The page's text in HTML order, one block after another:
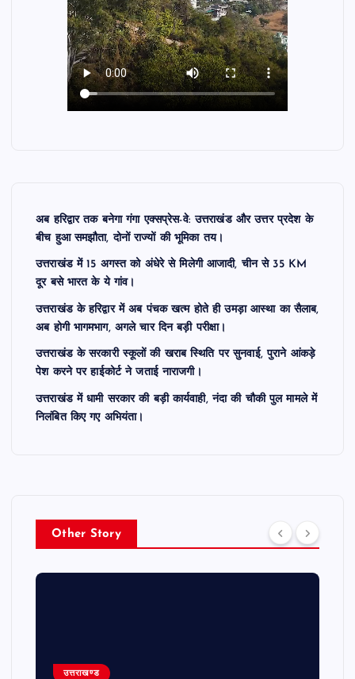
अब हरिद्वार तक बनेगा गंगा एक्सप्रेस-वे: उत्तराखंड और उत्तर प्रदेश के
बीच हुआ समझौता, दोनों राज्यों की भूमिका तय।
उत्तराखंड में 15 अगस्त को अंधेरे से मिलेगी आजादी, चीन से 35 KM
दूर बसे भारत के ये गांव।
उत्तराखंड के हरिद्वार में अब पंचक खत्म होते ही उमड़ा आस्था का सैलाब,
अब होगी भागमभाग, अगले चार दिन बड़ी परीक्षा।
उत्तराखंड के सरकारी स्कूलों की खराब स्थिति पर सुनवाई, पुराने आंकड़े
पेश करने पर हाईकोर्ट ने जताई नाराजगी।
उत्तराखंड में धामी सरकार की बड़ी कार्यवाही, नंदा की चौकी पुल मामले में
निलंबित किए गए अभियंता।
Other Story
उत्तराखण्ड